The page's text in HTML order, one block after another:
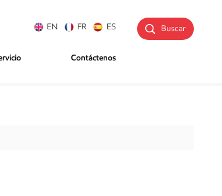
Buscar
EN FR ES
Contáctenos